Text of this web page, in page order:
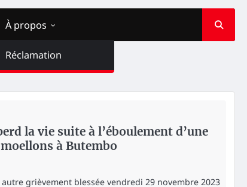
À propos
Réclamation
la vie suite à l’éboulement d’une
à Butembo
grièvement blessée vendredi 29 novembre 2023